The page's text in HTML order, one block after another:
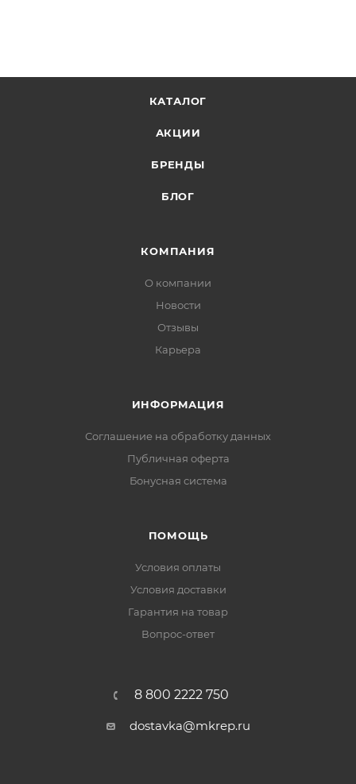
КАТАЛОГ
АКЦИИ
БРЕНДЫ
БЛОГ
КОМПАНИЯ
О компании
Новости
Отзывы
Карьера
ИНФОРМАЦИЯ
Соглашение на обработку данных
Публичная оферта
Бонусная система
ПОМОЩЬ
Условия оплаты
Условия доставки
Гарантия на товар
Вопрос-ответ
8 800 2222 750
dostavka@mkrep.ru